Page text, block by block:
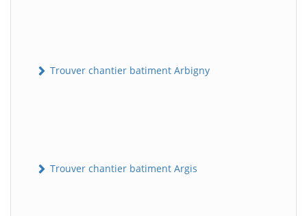
Trouver chantier batiment Arbigny
Trouver chantier batiment Argis